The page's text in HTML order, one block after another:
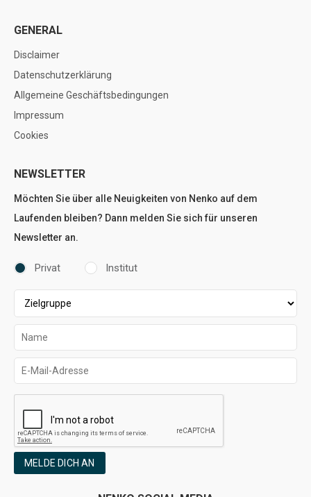
GENERAL
Disclaimer
Datenschutzerklärung
Allgemeine Geschäftsbedingungen
Impressum
Cookies
NEWSLETTER
Möchten Sie über alle Neuigkeiten von Nenko auf dem
Laufenden bleiben? Dann melden Sie sich für unseren
Newsletter an.
Privat Institut
MELDE DICH AN